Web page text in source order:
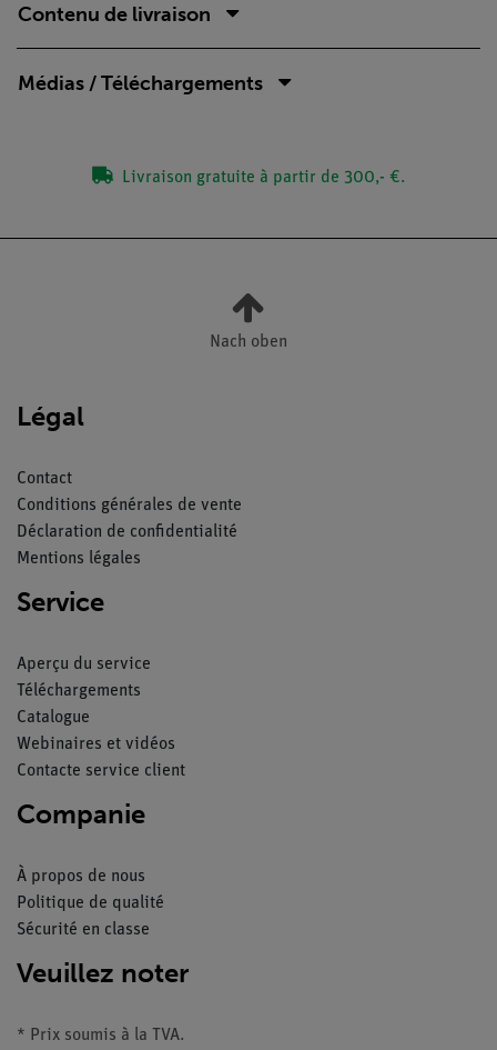
Contenu de livraison
Médias / Téléchargements
Livraison gratuite à partir de 300,- €.
Nach oben
Légal
Contact
Conditions générales de vente
Déclaration de confidentialité
Mentions légales
Service
Aperçu du service
Téléchargements
Catalogue
Webinaires et vidéos
Contacte service client
Companie
À propos de nous
Politique de qualité
Sécurité en classe
Veuillez noter
* Prix soumis à la TVA.